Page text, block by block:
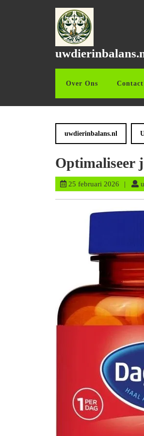
Over Ons Contact
uwdierinbalans.nl
Optimaliseer
25 februari 2026 25